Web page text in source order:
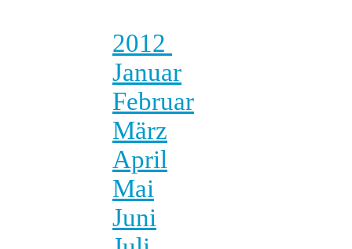
2012
Januar
Februar
März
April
Mai
Juni